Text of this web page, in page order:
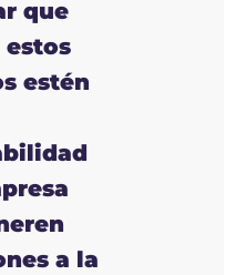
que
estos
estén
a la